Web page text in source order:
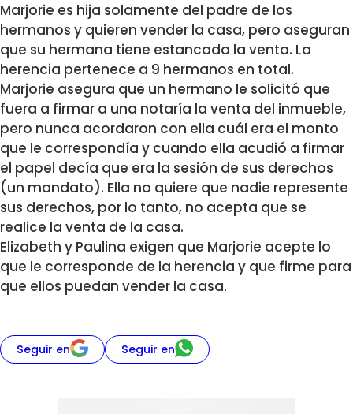
Marjorie es hija solamente del padre de los
hermanos y quieren vender la casa, pero aseguran
que su hermana tiene estancada la venta. La
herencia pertenece a 9 hermanos en total.
Marjorie asegura que un hermano le solicitó que
fuera a firmar a una notaría la venta del inmueble,
pero nunca acordaron con ella cuál era el monto
que le correspondía y cuando ella acudió a firmar
el papel decía que era la sesión de sus derechos
(un mandato). Ella no quiere que nadie represente
sus derechos, por lo tanto, no acepta que se
realice la venta de la casa.
Elizabeth y Paulina exigen que Marjorie acepte lo
que le corresponde de la herencia y que firme para
que ellos puedan vender la casa.
Seguir en Seguir en